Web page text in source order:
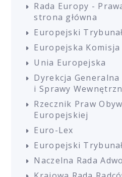
Rada Europy -
strona główna
Europejski
Europejska Komisja
Unia Europejska
Dyrekcja
i Sprawy
Rzecznik Praw
Europejskiej
Euro-Lex
Europejski
Naczelna Rada